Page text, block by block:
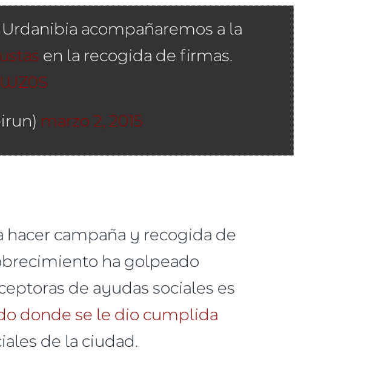
Urdanibia acompañaremos a la
en la recogida de firmas.
marzo 2, 2015
hacer campaña y recogida de
ha golpeado
de ayudas sociales es
donde se le dio cumplida
de la ciudad.